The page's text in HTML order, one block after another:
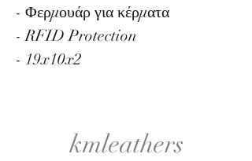
- Φερμουάρ για κέρματα
- RFID Protection
- 19x10x2
kmleathers